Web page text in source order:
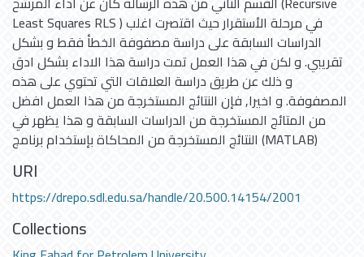
Least Squares RLS ) في مرحلة الأستقرار حيث اقتصرت اغلب
الدراسات السابقة على دراسة مصفوفة الخطأ فقط و بشكل
تقريبي. و لكن في هذا العمل تمت دراسة هذا الاداء بشكل ادق
و ذلك عن طريق دراسة العلاقات التي تحتوي على هذه
المصفوفة. و اخيرا, فإن النتائج المستخرجة من هذا العمل افضل
من المتائج المستخرجة من الدراسات السابقة و هذا يظهر في
النتائج المستخرجة من المحاكاة بإستخدام برنامج (MATLAB)
URI
https://drepo.sdl.edu.sa/handle/20.500.14154/2001
Collections